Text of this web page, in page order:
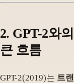
2. GPT-2와
큰 흐름
GPT-2(2019)는 트